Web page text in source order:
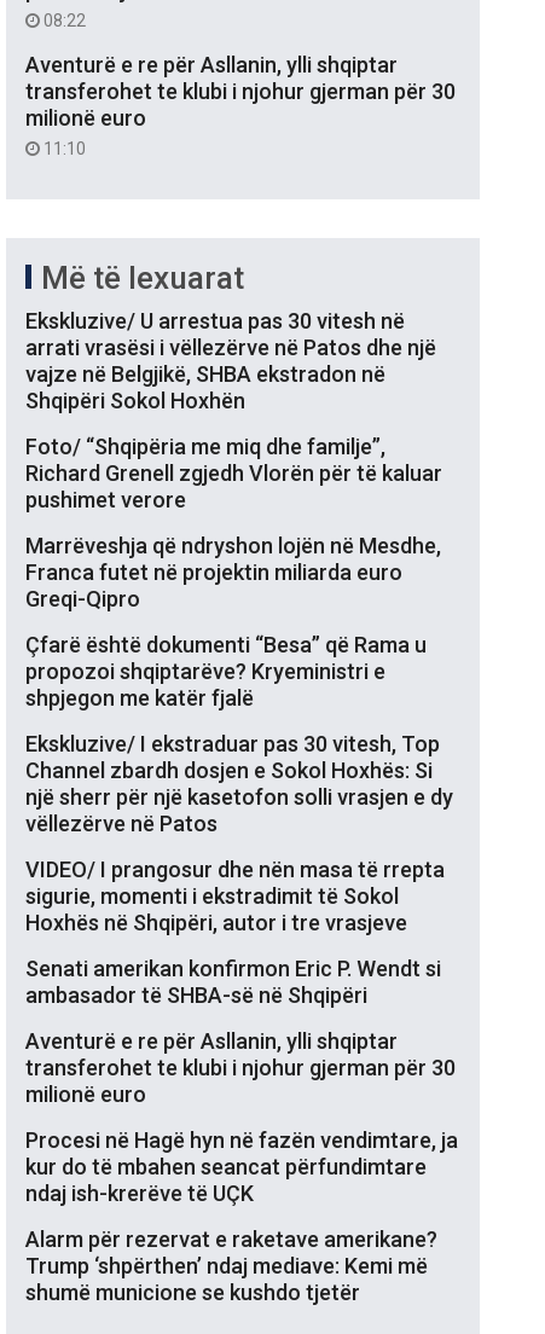
08:22
Aventurë e re për Asllanin, ylli shqiptar
transferohet te klubi i njohur gjerman për 30
milionë euro
11:10
Më të lexuarat
Ekskluzive/ U arrestua pas 30 vitesh në
arrati vrasësi i vëllezërve në Patos dhe një
vajze në Belgjikë, SHBA ekstradon në
Shqipëri Sokol Hoxhën
Foto/ “Shqipëria me miq dhe familje”,
Richard Grenell zgjedh Vlorën për të kaluar
pushimet verore
Marrëveshja që ndryshon lojën në Mesdhe,
Franca futet në projektin miliarda euro
Greqi-Qipro
Çfarë është dokumenti “Besa” që Rama u
propozoi shqiptarëve? Kryeministri e
shpjegon me katër fjalë
Ekskluzive/ I ekstraduar pas 30 vitesh, Top
Channel zbardh dosjen e Sokol Hoxhës: Si
një sherr për një kasetofon solli vrasjen e dy
vëllezërve në Patos
VIDEO/ I prangosur dhe nën masa të rrepta
sigurie, momenti i ekstradimit të Sokol
Hoxhës në Shqipëri, autor i tre vrasjeve
Senati amerikan konfirmon Eric P. Wendt si
ambasador të SHBA-së në Shqipëri
Aventurë e re për Asllanin, ylli shqiptar
transferohet te klubi i njohur gjerman për 30
milionë euro
Procesi në Hagë hyn në fazën vendimtare, ja
kur do të mbahen seancat përfundimtare
ndaj ish-krerëve të UÇK
Alarm për rezervat e raketave amerikane?
Trump ‘shpërthen’ ndaj mediave: Kemi më
shumë municione se kushdo tjetër